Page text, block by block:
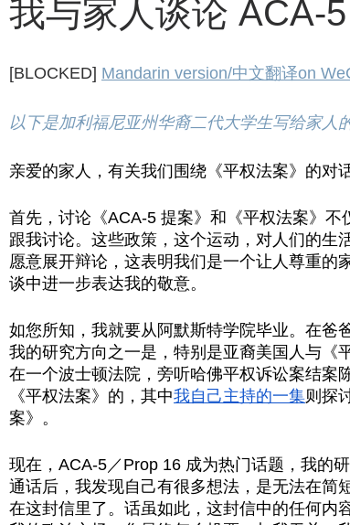
我与家人谈论 ACA-
[BLOCKED] Mandarin version/中文翻译on
以下是加利福尼亚州华裔二代大学生写给家人
亲爱的家人，有关我们围绕《平权法案》的对
首先，讨论《ACA-5 提案》和《平权法案》
跟我讨论。这些政策，这个运动，对人们的生
愿意展开辩论，这表明我们是一个让人尊重的
谈中进一步表达我的敬意。
如您所知，我就要从阿默斯特学院毕业。在爸
我的研究方向之一是 ，特别是亚裔美国人与《
在一个波士顿法院，旁听哈佛平权诉讼案结案
《平权法案》的 ，其中我自己主持的一集则探
案》。
现在，ACA-5／Prop 16 成为热门话题，我的
通话后，我发现自己有很多想法，是无法在简
在这封信里了。话虽如此，这封信中的任何内